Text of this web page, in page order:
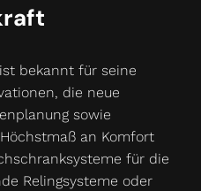
bekannt für seine
die neue
sowie
an Komfort
für die
Relingsysteme oder